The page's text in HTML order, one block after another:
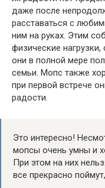
даже после
расставаться с
ним на руках. Этим
физические
они в полной мере
семьи. Мопс также
при первой встрече
радости.
Это интересно!
мопсы очень умны и
При этом на них
все прекрасно